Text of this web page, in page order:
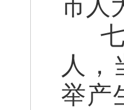
市人
人，
举产